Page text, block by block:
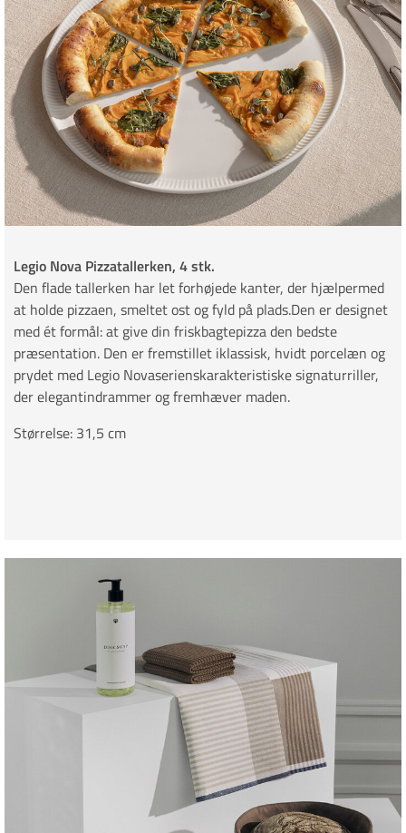
Legio Nova Pizzatallerken, 4 stk.
Den flade tallerken har let forhøjede kanter, der hjælpermed
at holde pizzaen, smeltet ost og fyld på plads.Den er designet
med ét formål: at give din friskbagtepizza den bedste
præsentation. Den er fremstillet iklassisk, hvidt porcelæn og
prydet med Legio Novaserienskarakteristiske signaturriller,
der elegantindrammer og fremhæver maden.
Størrelse: 31,5 cm